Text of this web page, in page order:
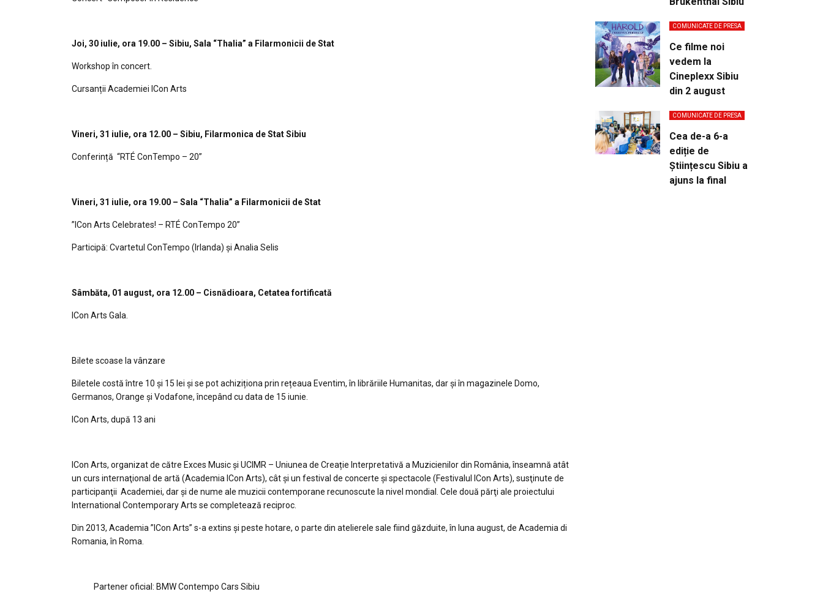
Joi, 30 iulie, ora 19.00 – Sibiu, Sala “Thalia” a Filarmonicii de Stat
Workshop în concert.
Cursanții Academiei ICon Arts
Vineri, 31 iulie, ora 12.00 – Sibiu, Filarmonica de Stat Sibiu
Conferință “RTÉ ConTempo – 20”
Vineri, 31 iulie, ora 19.00 – Sala “Thalia” a Filarmonicii de Stat
”ICon Arts Celebrates! – RTÉ ConTempo 20”
Participă: Cvartetul ConTempo (Irlanda) și Analia Selis
Sâmbăta, 01 august, ora 12.00 – Cisnădioara, Cetatea fortificată
ICon Arts Gala.
Bilete scoase la vânzare
Biletele costă între 10 și 15 lei și se pot achiziționa prin rețeaua Eventim, în librăriile Humanitas, dar și în magazinele Domo,
Germanos, Orange și Vodafone, începând cu data de 15 iunie.
ICon Arts, după 13 ani
ICon Arts, organizat de către Exces Music și UCIMR – Uniunea de Creație Interpretativă a Muzicienilor din România, înseamnă atât
un curs internaţional de artă (Academia ICon Arts), cât şi un festival de concerte şi spectacole (Festivalul ICon Arts), susţinute de
participanţii Academiei, dar şi de nume ale muzicii contemporane recunoscute la nivel mondial. Cele două părţi ale proiectului
International Contemporary Arts se completează reciproc.
Din 2013, Academia ”ICon Arts” s-a extins și peste hotare, o parte din atelierele sale fiind găzduite, în luna august, de Academia di
Romania, în Roma.
Partener oficial: BMW Contempo Cars Sibiu
COMUNICATE DE PRESA
Ce filme noi
vedem la
Cineplexx Sibiu
din 2 august
COMUNICATE DE PRESA
Cea de-a 6-a
ediție de
Științescu Sibiu a
ajuns la final